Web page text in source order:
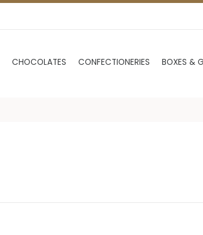
CHOCOLATES CONFECTIONERIES BOXES &